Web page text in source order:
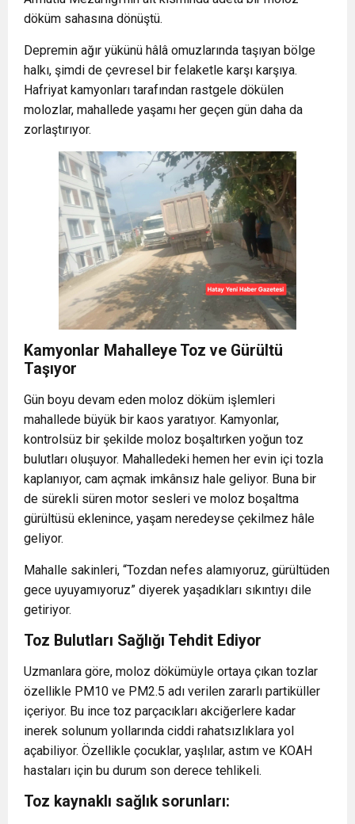
döküm sahasına dönüştü.
Depremin ağır yükünü hâlâ omuzlarında taşıyan bölge
halkı, şimdi de çevresel bir felaketle karşı karşıya.
Hafriyat kamyonları tarafından rastgele dökülen
molozlar, mahallede yaşamı her geçen gün daha da
zorlaştırıyor.
Kamyonlar Mahalleye Toz ve Gürültü
Taşıyor
Gün boyu devam eden moloz döküm işlemleri
mahallede büyük bir kaos yaratıyor. Kamyonlar,
kontrolsüz bir şekilde moloz boşaltırken yoğun toz
bulutları oluşuyor. Mahalledeki hemen her evin içi tozla
kaplanıyor, cam açmak imkânsız hale geliyor. Buna bir
de sürekli süren motor sesleri ve moloz boşaltma
gürültüsü eklenince, yaşam neredeyse çekilmez hâle
geliyor.
Mahalle sakinleri, “Tozdan nefes alamıyoruz, gürültüden
gece uyuyamıyoruz” diyerek yaşadıkları sıkıntıyı dile
getiriyor.
Toz Bulutları Sağlığı Tehdit Ediyor
Uzmanlara göre, moloz dökümüyle ortaya çıkan tozlar
özellikle PM10 ve PM2.5 adı verilen zararlı partiküller
içeriyor. Bu ince toz parçacıkları akciğerlere kadar
inerek solunum yollarında ciddi rahatsızlıklara yol
açabiliyor. Özellikle çocuklar, yaşlılar, astım ve KOAH
hastaları için bu durum son derece tehlikeli.
Toz kaynaklı sağlık sorunları: